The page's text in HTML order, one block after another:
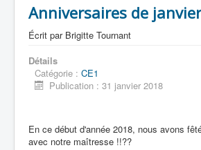
L'Ecole
Anniversaires de janvier
Écrit par Brigitte Tournant
Détails
Catégorie : CE1
Publication : 31 janvier 2018
En ce début d'année 2018, nous avons
avec notre maîtresse !!??